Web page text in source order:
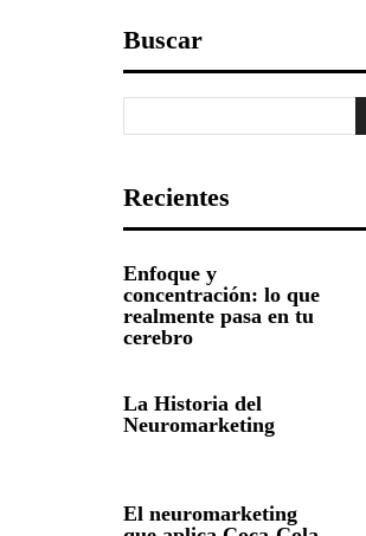
Buscar
Recientes
Enfoque y
concentración: lo que
realmente pasa en tu
cerebro
La Historia del
Neuromarketing
El neuromarketing